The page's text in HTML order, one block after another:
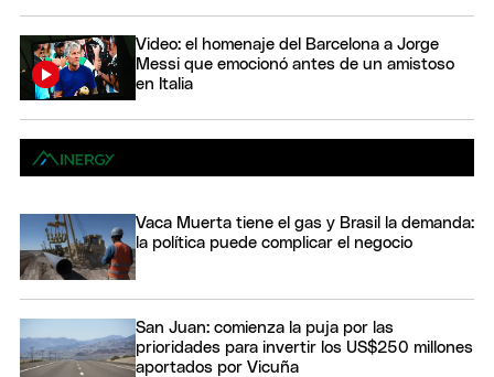
Video: el homenaje del Barcelona a Jorge
Messi que emocionó antes de un amistoso
en Italia
Vaca Muerta tiene el gas y Brasil la demanda:
la política puede complicar el negocio
San Juan: comienza la puja por las
prioridades para invertir los US$250 millones
aportados por Vicuña